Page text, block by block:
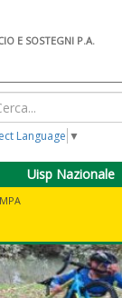
E SOSTEGNI P.A.
Language ▼
Uisp Nazionale